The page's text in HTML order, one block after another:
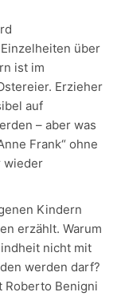
über
ist im
Erzieher
auf
– aber was
Frank“ ohne
wieder
Kindern
erzählt. Warum
nicht mit
werden darf?
Roberto Benigni